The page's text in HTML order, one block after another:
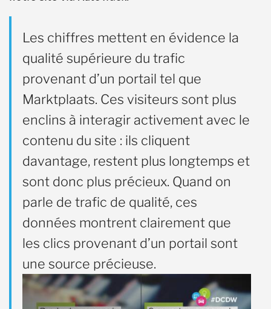
Les chiffres mettent en évidence la
qualité supérieure du trafic
provenant d’un portail tel que
Marktplaats. Ces visiteurs sont plus
enclins à interagir activement avec le
contenu du site : ils cliquent
davantage, restent plus longtemps et
sont donc plus précieux. Quand on
parle de trafic de qualité, ces
données montrent clairement que
les clics provenant d’un portail sont
une source précieuse.